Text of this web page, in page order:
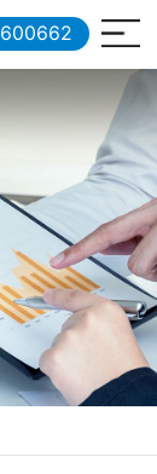
600662